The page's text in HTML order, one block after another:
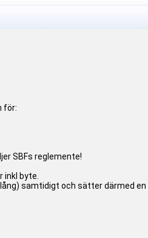
för:
SBFs reglemente!
inkl byte.
samtidigt och sätter därmed